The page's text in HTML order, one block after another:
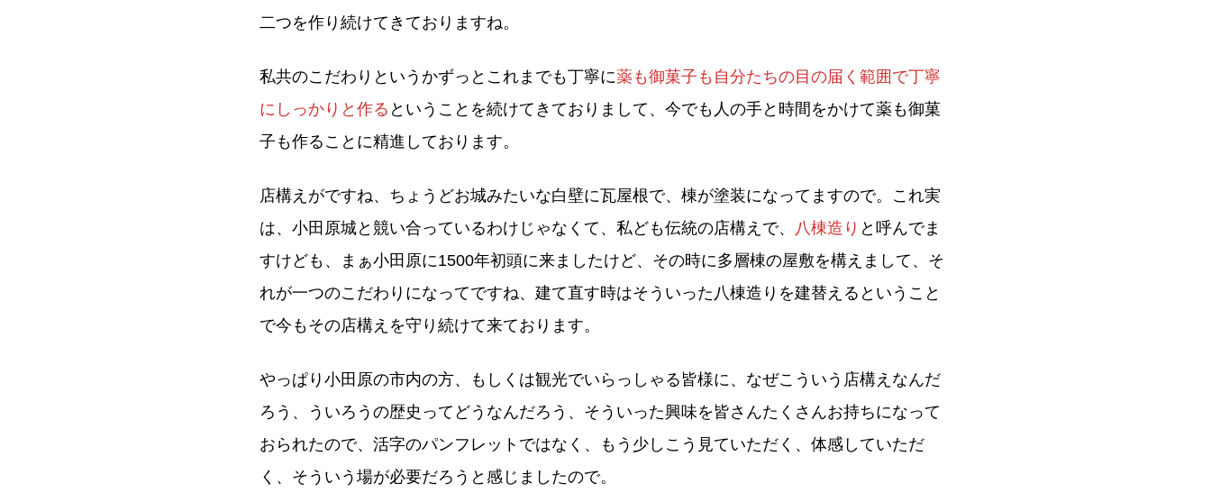
二つを作り続けてきておりますね。
私共のこだわりというかずっとこれまでも丁寧に薬も御菓子も自分たちの目の届く範囲で丁寧
にしっかりと作る ということを続けてきておりまして、今でも人の手と時間をかけて薬も御菓
子も作ることに精進しております。
店構えがですね、ちょうどお城みたいな白壁に瓦屋根で、棟が塗装になってますので。これ実
は、小田原城と競い合っているわけじゃなくて、私ども伝統の店構えで、 八棟造り と呼んでま
すけども、まぁ小田原に1500年初頭に来ましたけど、その時に多層棟の屋敷を構えまして、そ
れが一つのこだわりになってですね、建て直す時はそういった八棟造りを建替えるということ
で今もその店構えを守り続けて来ております。
やっぱり小田原の市内の方、もしくは観光でいらっしゃる皆様に、なぜこういう店構えなんだ
ろう、ういろうの歴史ってどうなんだろう、そういった興味を皆さんたくさんお持ちになって
おられたので、活字のパンフレットではなく、もう少しこう見ていただく、体感していただ
く、そういう場が必要だろうと感じましたので。